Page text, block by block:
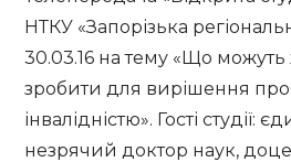
НТКУ «Запорізька
30.03.16 на тему «Що можуть
зробити для вирішення
інвалідністю». Гості студії:
незрячий доктор наук,